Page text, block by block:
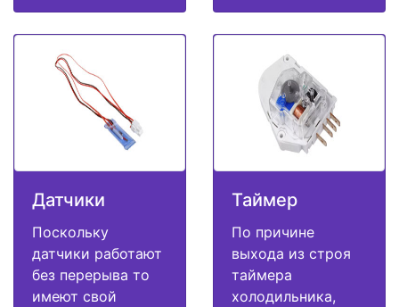
Датчики
Поскольку
датчики работают
без перерыва то
имеют свой
Таймер
По причине
выхода из строя
таймера
холодильника,